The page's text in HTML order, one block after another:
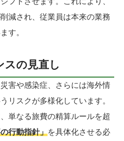
減され、従業員は本来の業務
す。
スの見直し
害や感染症、さらには海外情
リスクが多様化しています。
単なる旅費の精算ルールを超
行動指針」を具体化させる必